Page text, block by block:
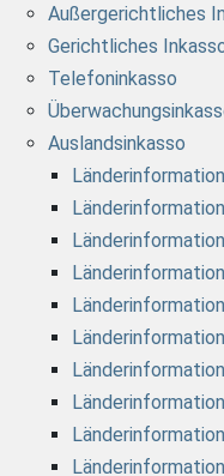
Außergerichtliches
Gerichtliches
Telefoninkasso
Auslandsinkasso